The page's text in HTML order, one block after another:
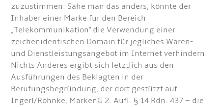
zuzustimmen: Sähe man das anders, könnte der
Inhaber einer Marke für den Bereich
„Telekommunikation" die Verwendung einer
zeichenidentischen Domain für jegliches Waren-
und Dienstleistungsangebot im Internet verhindern.
Nichts Anderes ergibt sich letztlich aus den
Ausführungen des Beklagten in der
Berufungsbegründung, der dort gestützt auf
Ingerl/Rohnke, MarkenG 2. Aufl. § 14 Rdn. 437 – die